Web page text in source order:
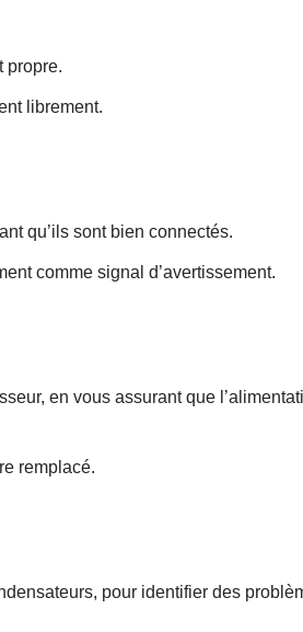
propre.
librement.
qu’ils sont bien connectés.
comme signal d’avertissement.
en vous assurant que
remplacé.
pour identifier des